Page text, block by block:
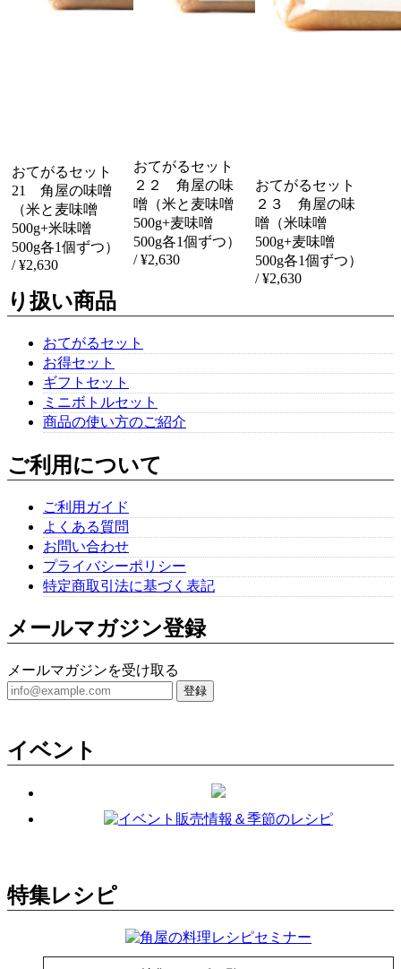
いつも丁寧に発送してくださいます。 お豆腐やお餅は、このお
2020/09/04
2019/05/17
とても早い対応で助かりました。 先方にもとても喜んでいただ
けました！
2019/04/12
おてがるセット
21 角屋の味噌
（米と麦味噌
500g+米味噌
500g各1個ずつ）
/ ¥2,630
おてがるセット
２２ 角屋の味
噌（米と麦味噌
500g+麦味噌
500g各1個ずつ）
/ ¥2,630
おてがるセット
２３ 角屋の味
噌（米味噌
500g+麦味噌
500g各1個ずつ）
/ ¥2,630
り扱い商品
おてがるセット
お得セット
ギフトセット
ミニボトルセット
商品の使い方のご紹介
ご利用について
ご利用ガイド
よくある質問
お問い合わせ
プライバシーポリシー
特定商取引法に基づく表記
メールマガジン登録
メールマガジンを受け取る
登録
イベント
特集レシピ